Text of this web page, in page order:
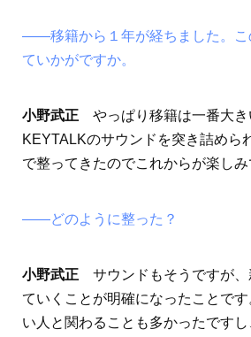
――移籍から１年が経ちました。こ
ていかがですか。
小野武正 やっぱり移籍は一番大
KEYTALKのサウンドを突き詰めら
で整ってきたのでこれからが楽しみ
――どのように整った？
小野武正 サウンドもそうですが
ていくことが明確になったことで
い人と関わることも多かったです